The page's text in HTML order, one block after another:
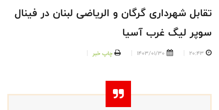
تقابل شهرداری گرگان و الریاضی لبنان در فینال
سوپر لیگ غرب آسیا
20:43
1403/01/30 چاپ خبر